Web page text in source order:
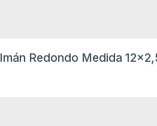
Imán Redondo Medida